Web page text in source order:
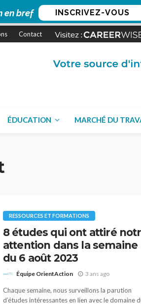
en bref INSCRIVEZ-VOUS
Contact
ÉDUCATION MARCHÉ DU
RESSOURCES ET FORMATIONS
8 études qui ont attiré
attention dans la semaine
du 6 août 2023
Équipe OrientAction 3 ans ago
Chaque semaine, nous surveillons la parution
d’études intéressantes en lien avec le domaine